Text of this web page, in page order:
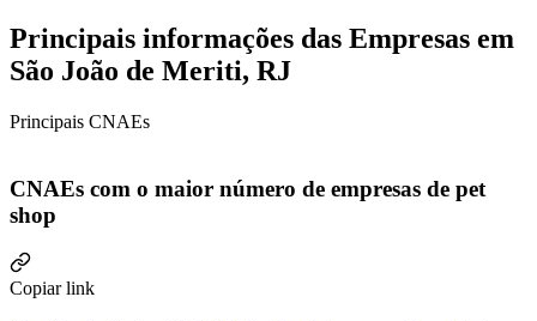
Principais informações das Empresas em
São João de Meriti, RJ
Principais CNAEs
CNAEs com o maior número de empresas de pet
shop
Copiar link